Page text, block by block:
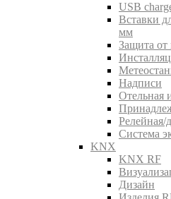
USB
Вставки
мм
Защита от
Надписи
Отельная
Релейная/
Система
KNX
KNX RF
Дизайн